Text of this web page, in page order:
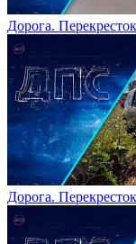
Дорога.
Дорога.